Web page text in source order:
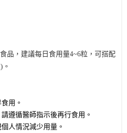
品，建議每日食用量4~6粒，可搭配
用。
遵循醫師指示後再行食用。
人情況減少用量。